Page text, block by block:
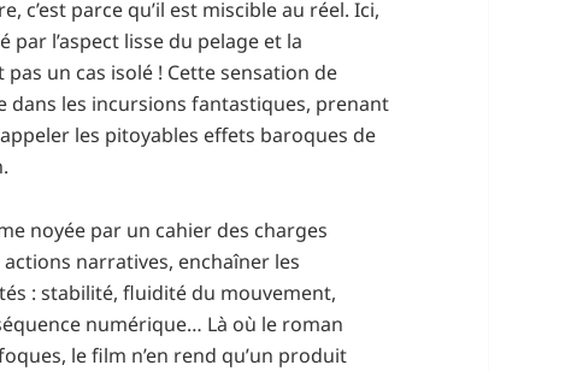
parce qu’il est miscible au réel. Ici,
par l’aspect lisse du pelage et la
un cas isolé ! Cette sensation de
les incursions fantastiques, prenant
les pitoyables effets baroques de
noyée par un cahier des charges
narratives, enchaîner les
: stabilité, fluidité du mouvement,
numérique… Là où le roman
le film n’en rend qu’un produit